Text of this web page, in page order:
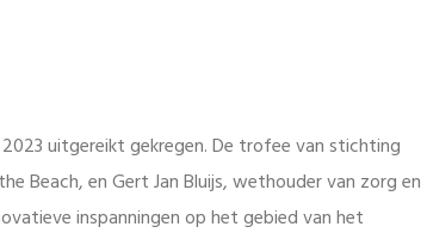
uitgereikt gekregen. De trofee van stichting
Beach, en Gert Jan Bluijs, wethouder van zorg en
inspanningen op het gebied van het